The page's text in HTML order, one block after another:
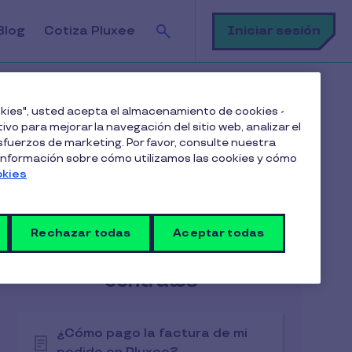
Cotiza Pluxee
Buscar
Iniciar sesión
Artículos en esta categoría
Facturación, pagos y
contratos
¿Cómo pago la factura de mi
usted acepta el almacenamiento de cookies -
para mejorar la navegación del sitio web, analizar el
de marketing. Por favor, consulte nuestra
sobre cómo utilizamos las cookies y cómo
Rechazar todas Aceptar todas